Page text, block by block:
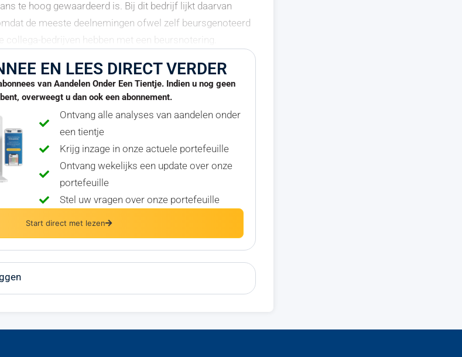
te hoog gewaardeerd is. Bij dit bedrijf lijkt daarvan
de meeste deelnemingen ofwel zelf beursgenoteerd
collega-bedrijven hebben met een beursnotering.
EN LEES DIRECT VERDER
van Aandelen Onder Een Tientje. Indien u nog geen
overweegt u dan ook een abonnement.
Ontvang alle analyses van aandelen onder
een tientje
Krijg inzage in onze actuele portefeuille
Ontvang wekelijks een update over onze
portefeuille
Stel uw vragen over onze portefeuille
Start direct met lezen